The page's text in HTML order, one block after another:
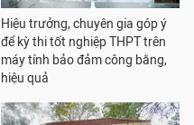
Hiệu trưởng, chuyên gia góp ý
để kỳ thi tốt nghiệp THPT trên
máy tính bảo đảm công bằng,
hiệu quả